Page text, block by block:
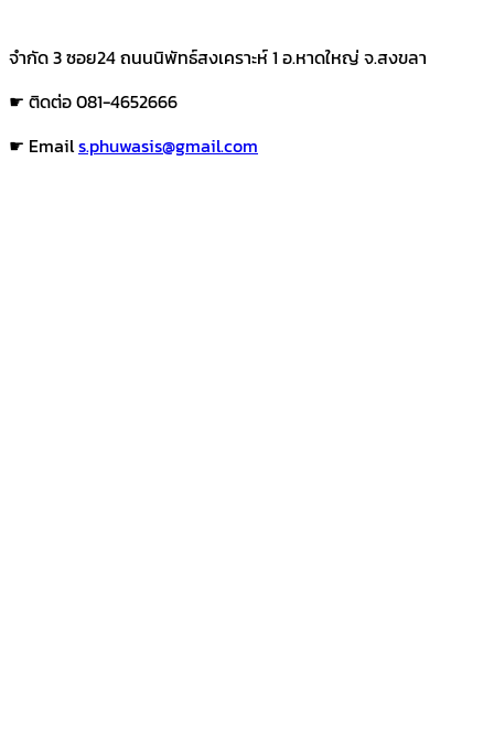
จำกัด 3 ซอย24 ถนนนิพัทธ์สงเคราะห์ 1 อ.หาดใหญ่ จ.สงขลา
☛ ติดต่อ 081-4652666
☛ Emails.phuwasis@gmail.com